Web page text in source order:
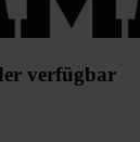
verfügbar